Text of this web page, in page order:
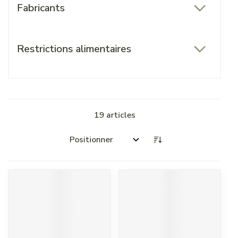
Fabricants
Restrictions alimentaires
19 articles
Trier par: